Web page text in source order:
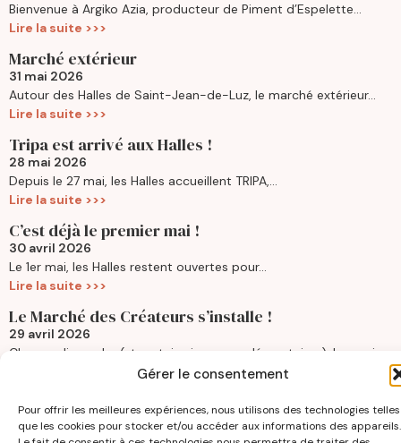
Gérer le consentement
Pour offrir les meilleures expériences, nous utilisons des technologies telles
que les cookies pour stocker et/ou accéder aux informations des appareils.
Bienvenue à Argiko Azia, producteur de Piment d’Espelette...
Lire la suite >>>
Marché extérieur
31 mai 2026
Autour des Halles de Saint-Jean-de-Luz, le marché extérieur...
Lire la suite >>>
Tripa est arrivé aux Halles !
28 mai 2026
Depuis le 27 mai, les Halles accueillent TRIPA,...
Lire la suite >>>
C’est déjà le premier mai !
30 avril 2026
Le 1er mai, les Halles restent ouvertes pour...
Lire la suite >>>
Le Marché des Créateurs s’installe !
29 avril 2026
Chaque dimanche (et certains jours supplémentaires), le parvis...
Un fromage frais à tartiner !
22 avril 2026
Fromage à tartiner artisanal de la maison Le...